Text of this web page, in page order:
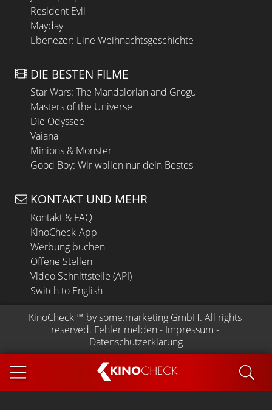
KINOCHECK
Resident Evil
Mayday
Ebenezer: Eine Weihnachtsgeschichte
DIE BESTEN FILME
Star Wars: The Mandalorian and Grogu
Masters of the Universe
Die Odyssee
Vaiana
Minions & Monster
Good Boy: Wir wollen nur dein Bestes
KONTAKT UND MEHR
Kontakt & FAQ
KinoCheck-App
Werbung buchen
Offene Stellen
Video Schnittstelle (API)
Switch to English
KinoCheck ™ by some.marketing GmbH. All rights
reserved. Fehler melden - Impressum -
Datenschutzerklärung